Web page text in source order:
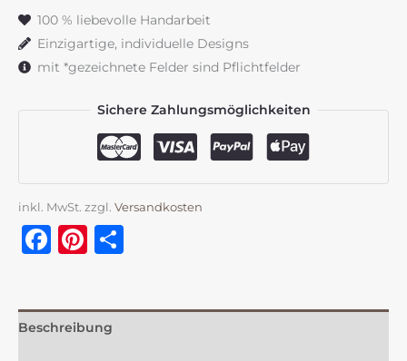
100 % liebevolle Handarbeit
Einzigartige, individuelle Designs
mit *gezeichnete Felder sind Pflichtfelder
Sichere Zahlungsmöglichkeiten
inkl. MwSt. zzgl. Versandkosten
Facebook
Pinterest
Beschreibung